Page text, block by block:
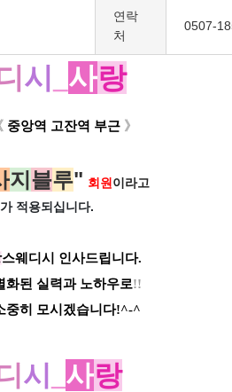
연락
처
0507-
시 사랑
중앙역 고잔역 부근 》
지 블루" 회원 이라고
적용되십니다.
스웨디시 인사드립니다.
화된 실력과 노하우로!!
중히 모시겠습니다!^-^
시 사랑